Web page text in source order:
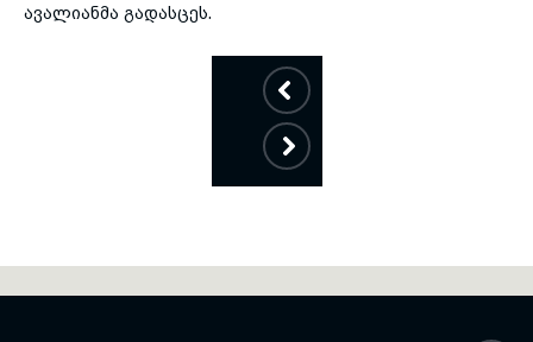
ავალიანმა გადასცეს.